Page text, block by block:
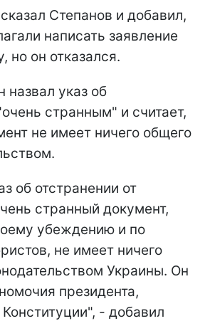
Степанов и добавил,
написать заявление
но он отказался.
назвал указ об
странным" и считает,
не имеет ничего общего
об отстранении от
странный документ,
убеждению и по
не имеет ничего
Украины. Он
президента,
- добавил